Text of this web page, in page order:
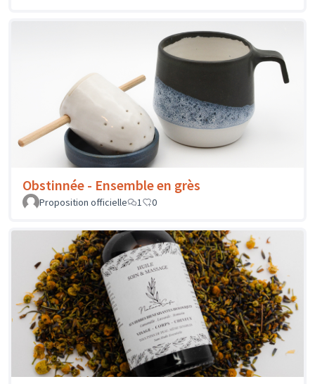
Obstinnée - Ensemble en grès
Proposition officielle 1 0